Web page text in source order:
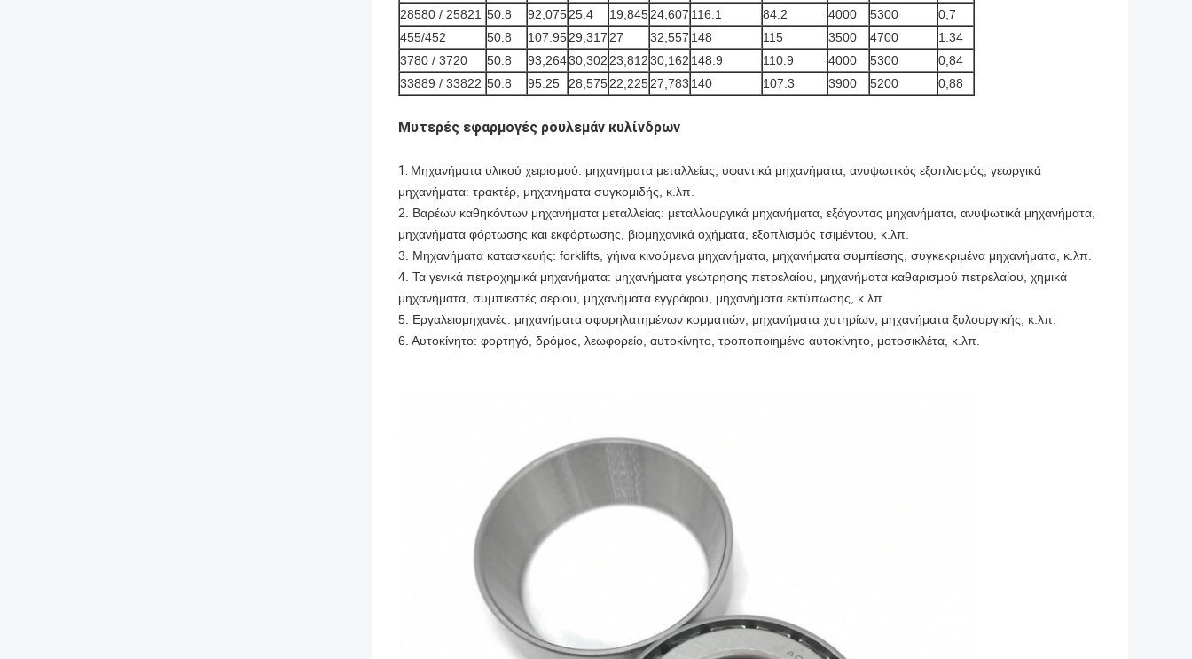
28580 / 25821 50.8 92,07525.4 19,84524,607 116.1 84.2 4000 5300
0,7
455/452
50.8 107.9529,31727 32,557 148 115 3500 4700
1.34
3780 / 3720
50.8 93,26430,30223,81230,162 148.9 110.9 4000 5300
0,84
33889 / 33822 50.8 95.25 28,57522,22527,783 140 107.3 3900 5200 0,88
Μυτερές εφαρμογές ρουλεμάν κυλίνδρων
1. Μηχανήματα υλικού χειρισμού: μηχανήματα μεταλλείας, υφαντικά μηχανήματα, ανυψωτικός εξοπλισμός, γεωργικά
μηχανήματα: τρακτέρ, μηχανήματα συγκομιδής, κ.λπ.
2. Βαρέων καθηκόντων μηχανήματα μεταλλείας: μεταλλουργικά μηχανήματα, εξάγοντας μηχανήματα, ανυψωτικά μηχανήματα,
μηχανήματα φόρτωσης και εκφόρτωσης, βιομηχανικά οχήματα, εξοπλισμός τσιμέντου, κ.λπ.
3. Μηχανήματα κατασκευής: forklifts, γήινα κινούμενα μηχανήματα, μηχανήματα συμπίεσης, συγκεκριμένα μηχανήματα, κ.λπ.
4. Τα γενικά πετροχημικά μηχανήματα: μηχανήματα γεώτρησης πετρελαίου, μηχανήματα καθαρισμού πετρελαίου, χημικά
μηχανήματα, συμπιεστές αερίου, μηχανήματα εγγράφου, μηχανήματα εκτύπωσης, κ.λπ.
5. Εργαλειομηχανές: μηχανήματα σφυρηλατημένων κομματιών, μηχανήματα χυτηρίων, μηχανήματα ξυλουργικής, κ.λπ.
6. Αυτοκίνητο: φορτηγό, δρόμος, λεωφορείο, αυτοκίνητο, τροποποιημένο αυτοκίνητο, μοτοσικλέτα, κ.λπ.